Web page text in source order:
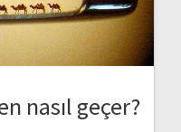
nasıl geçer?